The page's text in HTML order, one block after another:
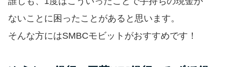
得した話
最速！最短40分で借りられるカ
ないことに困ったことがあると思います。
そんな方にはSMBCモビットがおすすめです！